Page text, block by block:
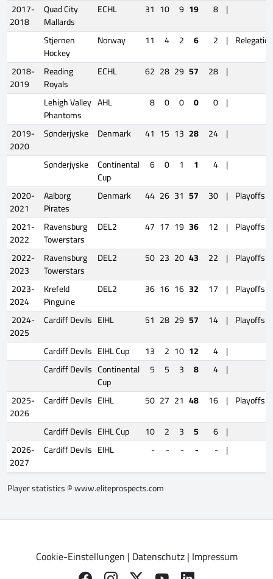
2017-
2018
Quad City
Mallards
ECHL 31 10 9 19 8 |
Stjernen
Hockey
Norway 11 4 2 6 2 | Relegation
2018-
2019
Reading
Royals
ECHL 62 28 29 57 28 |
Lehigh Valley
Phantoms
AHL 8 0 0 0 0 |
2019-
2020
Sønderjyske Denmark 41 15 13 28 24 |
Sønderjyske Continental
Cup
6 0 1 1 4 |
2020-
2021
Aalborg
Pirates
Denmark 44 26 31 57 30 | Playoffs
2021-
2022
Ravensburg
Towerstars
DEL2 47 17 19 36 12 | Playoffs
2022-
2023
Ravensburg
Towerstars
DEL2 50 23 20 43 22 | Playoffs
2023-
2024
Krefeld
Pinguine
DEL2 36 16 16 32 17 | Playoffs
2024-
2025
Cardiff Devils EIHL 51 28 29 57 14 | Playoffs
Cardiff Devils EIHL Cup 13 2 10 12 4 |
Cardiff Devils Continental
Cup
5 5 3 8 4 |
2025-
2026
Cardiff Devils EIHL 50 27 21 48 16 | Playoffs
Cardiff Devils EIHL Cup 10 2 3 5 6 |
2026-
2027
Cardiff Devils EIHL - - - - - |
Player statistics ©www.eliteprospects.com
Cookie-Einstellungen | Datenschutz| Impressum